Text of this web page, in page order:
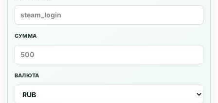
СУММА
ВАЛЮТА